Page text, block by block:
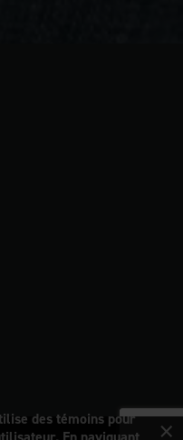
des témoins pour